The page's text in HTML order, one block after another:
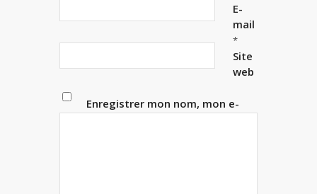
E-
mail
*
Site
web
Enregistrer mon nom, mon e-